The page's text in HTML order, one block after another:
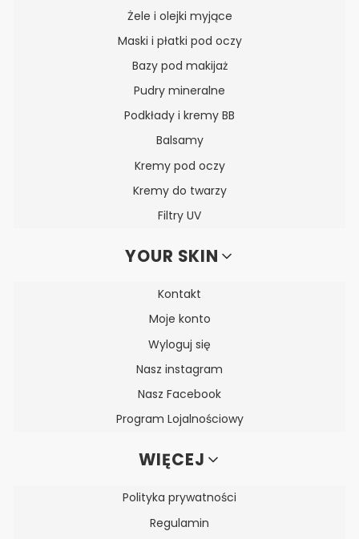
Żele i olejki myjące
Maski i płatki pod oczy
Bazy pod makijaż
Pudry mineralne
Podkłady i kremy BB
Balsamy
Kremy pod oczy
Kremy do twarzy
Filtry UV
YOUR SKIN
Kontakt
Moje konto
Wyloguj się
Nasz instagram
Nasz Facebook
Program Lojalnościowy
WIĘCEJ
Polityka prywatności
Regulamin